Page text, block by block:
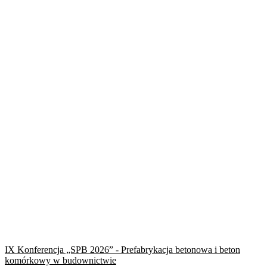
IX Konferencja „SPB 2026” - Prefabrykacja betonowa i beton
komórkowy w budownictwie